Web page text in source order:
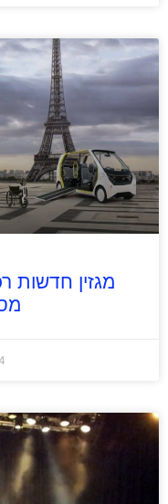
מגזין חדשות
מס'
14